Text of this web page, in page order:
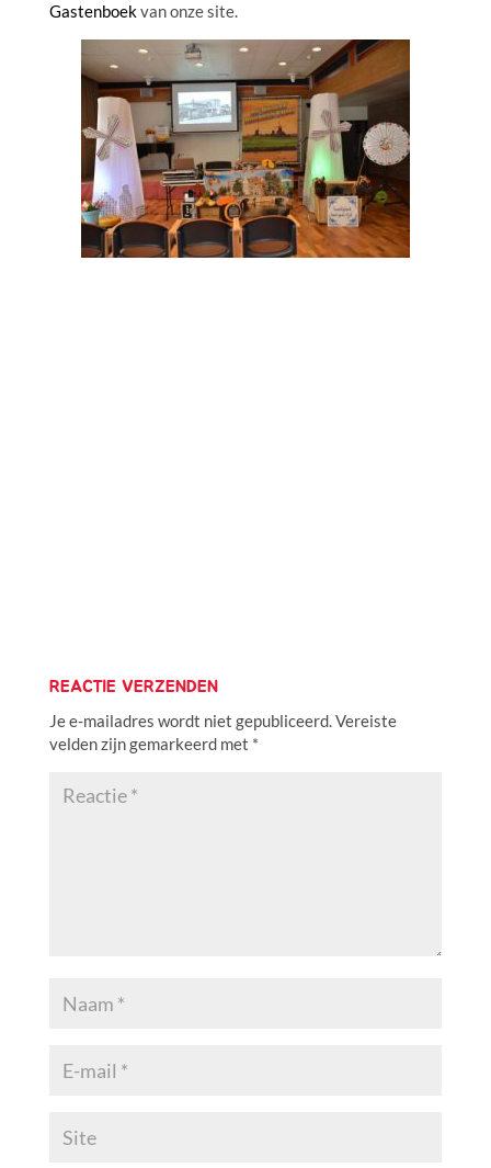
Gastenboekvan onze site.
REACTIE VERZENDEN
Je e-mailadres wordt niet gepubliceerd.Vereiste
velden zijn gemarkeerd met *